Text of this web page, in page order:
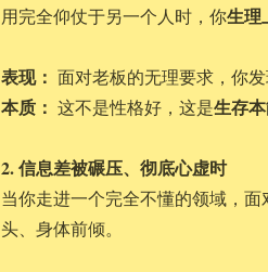
用完全仰仗于另一个人时，你生理
表现： 面对老板的无理要求，你发
本质： 这不是性格好，这是生存
2. 信息差被碾压、彻底心虚时
当你走进一个完全不懂的领域，
头、身体前倾。